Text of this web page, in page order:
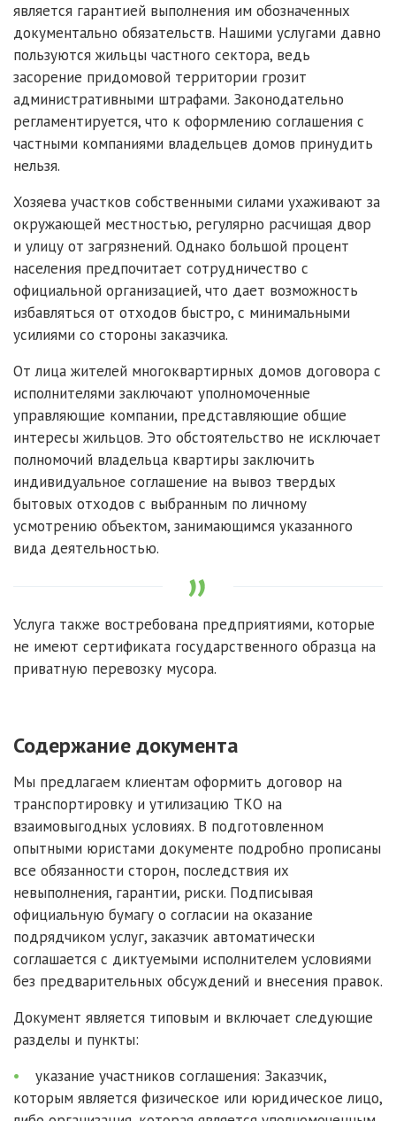
является гарантией выполнения им обозначенных
документально обязательств. Нашими услугами давно
пользуются жильцы частного сектора, ведь
засорение придомовой территории грозит
административными штрафами. Законодательно
регламентируется, что к оформлению соглашения с
частными компаниями владельцев домов принудить
нельзя.
Хозяева участков собственными силами ухаживают за
окружающей местностью, регулярно расчищая двор
и улицу от загрязнений. Однако большой процент
населения предпочитает сотрудничество с
официальной организацией, что дает возможность
избавляться от отходов быстро, с минимальными
усилиями со стороны заказчика.
От лица жителей многоквартирных домов договора с
исполнителями заключают уполномоченные
управляющие компании, представляющие общие
интересы жильцов. Это обстоятельство не исключает
полномочий владельца квартиры заключить
индивидуальное соглашение на вывоз твердых
бытовых отходов с выбранным по личному
усмотрению объектом, занимающимся указанного
вида деятельностью.
Услуга также востребована предприятиями, которые
не имеют сертификата государственного образца на
приватную перевозку мусора.
Содержание документа
Мы предлагаем клиентам оформить договор на
транспортировку и утилизацию ТКО на
взаимовыгодных условиях. В подготовленном
опытными юристами документе подробно прописаны
все обязанности сторон, последствия их
невыполнения, гарантии, риски. Подписывая
официальную бумагу о согласии на оказание
подрядчиком услуг, заказчик автоматически
соглашается с диктуемыми исполнителем условиями
без предварительных обсуждений и внесения правок.
Документ является типовым и включает следующие
разделы и пункты:
указание участников соглашения: Заказчик,
которым является физическое или юридическое лицо,